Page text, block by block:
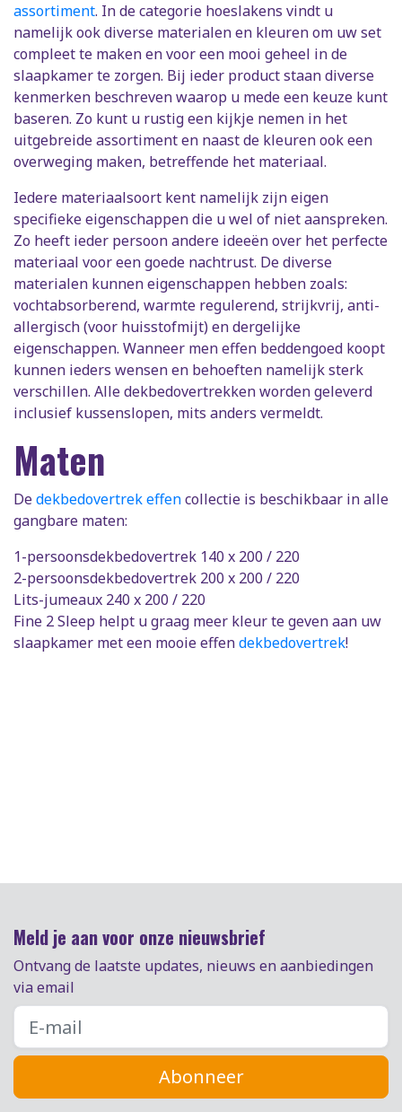
assortiment. In de categorie hoeslakens vindt u
namelijk ook diverse materialen en kleuren om uw set
compleet te maken en voor een mooi geheel in de
slaapkamer te zorgen. Bij ieder product staan diverse
kenmerken beschreven waarop u mede een keuze kunt
baseren. Zo kunt u rustig een kijkje nemen in het
uitgebreide assortiment en naast de kleuren ook een
overweging maken, betreffende het materiaal.
Iedere materiaalsoort kent namelijk zijn eigen
specifieke eigenschappen die u wel of niet aanspreken.
Zo heeft ieder persoon andere ideeën over het perfecte
materiaal voor een goede nachtrust. De diverse
materialen kunnen eigenschappen hebben zoals:
vochtabsorberend, warmte regulerend, strijkvrij, anti-
allergisch (voor huisstofmijt) en dergelijke
eigenschappen. Wanneer men effen beddengoed koopt
kunnen ieders wensen en behoeften namelijk sterk
verschillen. Alle dekbedovertrekken worden geleverd
inclusief kussenslopen, mits anders vermeldt.
Maten
Dedekbedovertrek effencollectie is beschikbaar in alle
gangbare maten:
1-persoonsdekbedovertrek 140 x 200 / 220
2-persoonsdekbedovertrek 200 x 200 / 220
Lits-jumeaux 240 x 200 / 220
Fine 2 Sleep helpt u graag meer kleur te geven aan uw
slaapkamer met een mooie effendekbedovertrek!
Meld je aan voor onze nieuwsbrief
Ontvang de laatste updates, nieuws en aanbiedingen
via email
Abonneer